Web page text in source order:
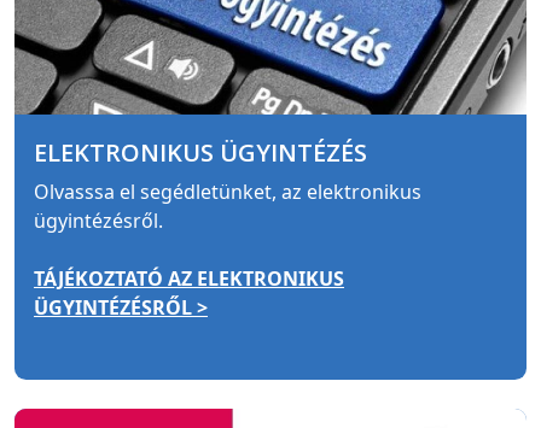
ELEKTRONIKUS ÜGYINTÉZÉS
Olvasssa el segédletünket, az elektronikus
ügyintézésről.
TÁJÉKOZTATÓ AZ ELEKTRONIKUS
ÜGYINTÉZÉSRŐL >